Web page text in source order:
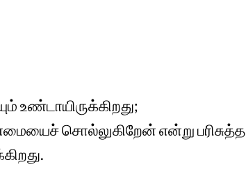
உண்டாயிருக்கிறது;
சொல்லுகிறேன் என்று பரிசுத்த